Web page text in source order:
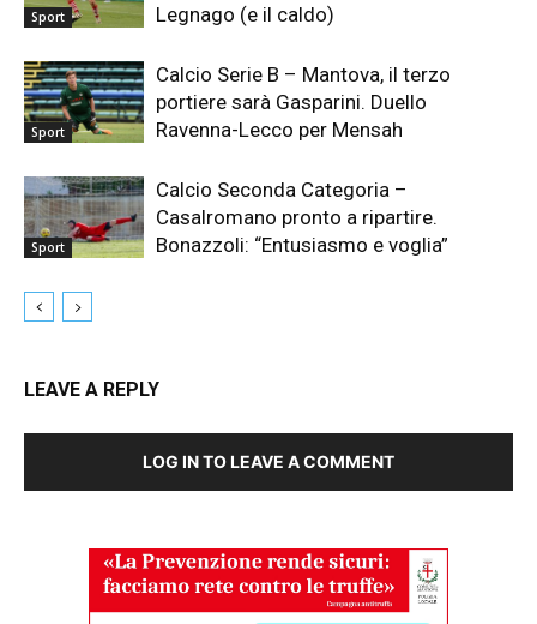
Sport
Legnago (e il caldo)
Sport
Calcio Serie B – Mantova, il terzo
portiere sarà Gasparini. Duello
Ravenna-Lecco per Mensah
Sport
Calcio Seconda Categoria –
Casalromano pronto a ripartire.
Bonazzoli: “Entusiasmo e voglia”
LEAVE A REPLY
LOG IN TO LEAVE A COMMENT